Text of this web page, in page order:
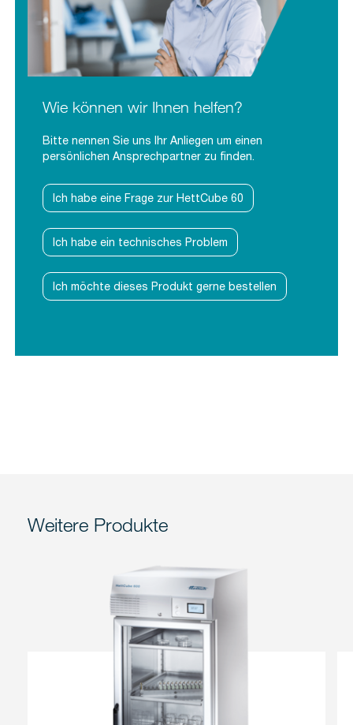
Wie können wir Ihnen helfen?
Bitte nennen Sie uns Ihr Anliegen um einen
persönlichen Ansprechpartner zu finden.
Ich habe eine Frage zur HettCube 60
Ich habe ein technisches Problem
Ich möchte dieses Produkt gerne bestellen
Weitere Produkte